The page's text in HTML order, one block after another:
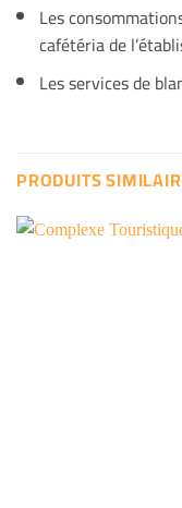
Les
cafétéria de
Les services de
PRODUITS